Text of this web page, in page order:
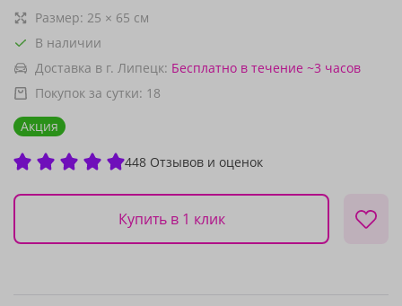
Размер: 25 × 65 см
В наличии
Доставка в г. Липецк: Бесплатно в течение ~3 часов
Покупок за сутки: 18
Акция
448 Отзывов и оценок
Купить в 1 клик